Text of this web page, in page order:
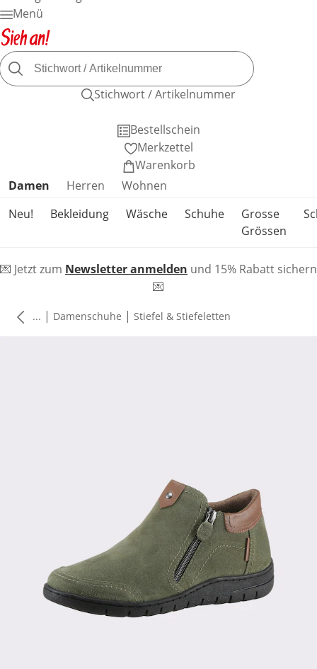
Menü
Stichwort / Artikelnummer
Bestellschein
Merkzettel
Warenkorb
Produktkategorien überspringen
Damen Herren
Wohnen
Neu!
Bekleidung Wäsche Schuhe
Grosse
Grössen
💌 Jetzt zum Newsletter anmelden und 15% Rabatt sichern
💌
... | Damenschuhe | Stiefel & Stiefeletten